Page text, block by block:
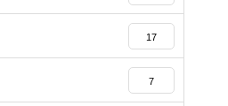
17
7